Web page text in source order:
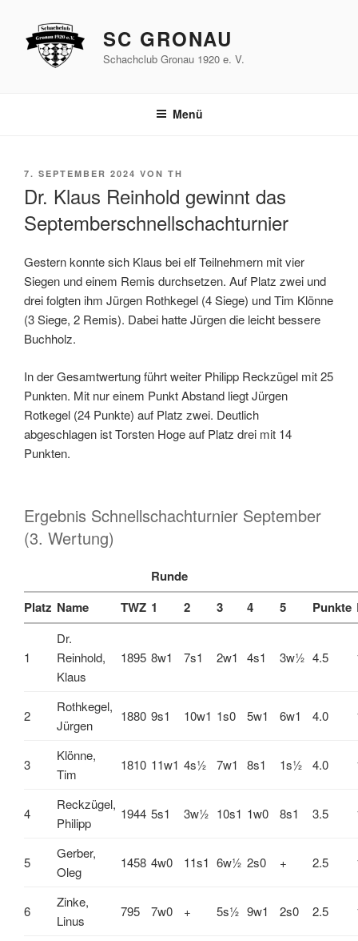
springen
SC GRONAU
Schachclub Gronau 1920 e. V.
Menü
VERÖFFENTLICHT
7. SEPTEMBER 2024 VON TH
Dr. Klaus Reinhold gewinnt das
Septemberschnellschachturnier
Gestern konnte sich Klaus bei elf Teilnehmern mit vier
Siegen und einem Remis durchsetzen. Auf Platz zwei und
drei folgten ihm Jürgen Rothkegel (4 Siege) und Tim Klönne
(3 Siege, 2 Remis). Dabei hatte Jürgen die leicht bessere
Buchholz.
In der Gesamtwertung führt weiter Philipp Reckzügel mit 25
Punkten. Mit nur einem Punkt Abstand liegt Jürgen
Rotkegel (24 Punkte) auf Platz zwei. Deutlich
abgeschlagen ist Torsten Hoge auf Platz drei mit 14
Punkten.
Ergebnis Schnellschachturnier September
(3. Wertung)
Runde
Platz Name TWZ 1 2 3 4 5 Punkte
1
Dr.
Reinhold,
Klaus
1895 8w1 7s1 2w1 4s1 3w½ 4.5
2
Rothkegel,
Jürgen
1880 9s1 10w1 1s0 5w1 6w1 4.0
3
Klönne,
Tim
1810 11w1 4s½ 7w1 8s1 1s½ 4.0
4
Reckzügel,
Philipp
1944 5s1 3w½ 10s1 1w0 8s1 3.5
5
Gerber,
Oleg
1458 4w0 11s1 6w½ 2s0 + 2.5
6
Zinke,
Linus
795 7w0 + 5s½ 9w1 2s0 2.5